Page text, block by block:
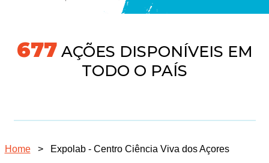
704 AÇÕES DISPONÍVEIS EM
TODO O PAÍS
Home > Expolab - Centro Ciência Viva dos Açores